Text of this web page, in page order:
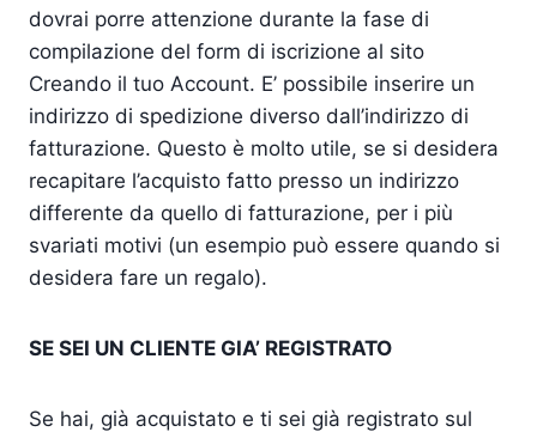
dovrai porre attenzione durante la fase di
compilazione del form di iscrizione al sito
Creando il tuo Account. E’ possibile inserire un
indirizzo di spedizione diverso dall’indirizzo di
fatturazione. Questo è molto utile, se si desidera
recapitare l’acquisto fatto presso un indirizzo
differente da quello di fatturazione, per i più
svariati motivi (un esempio può essere quando si
desidera fare un regalo).
SE SEI UN CLIENTE GIA’ REGISTRATO
Se hai, già acquistato e ti sei già registrato sul